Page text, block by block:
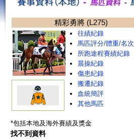
精彩勇將 (L275)
往績紀錄
馬匹評分/體重/名次
所跑途程賽績紀錄
晨操紀錄
傷患紀錄
搬遷紀錄
血統簡評
其他馬匹
*包括本地及海外賽績及獎金
找不到資料